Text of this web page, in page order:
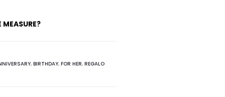
,BIRTHDAY,FOR HER,REGALO